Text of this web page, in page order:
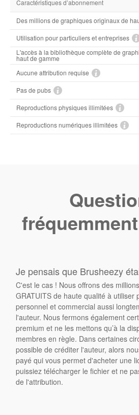
Caractéristiques d’abonnement
Des millions de graphiques originaux de
Utilisation pour particuliers et entreprises
L'accès à la bibliothèque complète de
haut de gamme
Aucune attribution requise
Pas de pubs
Reproductions physiques illimitées
Reproductions numériques illimitées
Je pensais que Brusheezy
C'est le cas ! Nous offrons des
GRATUITS de haute qualité à utiliser
personnel et commercial aussi
l'auteur. Nous fermons également
premium et ne les mettons qu’à la
membres en règle. Dans certaines
possible de créditer l'auteur, alors
payé qui vous permet d'acheter une
puissiez télécharger le fichier et ne
de l'attribution.